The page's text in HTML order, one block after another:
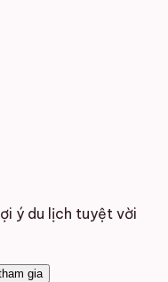
ý du lịch tuyệt vời
ký tham gia